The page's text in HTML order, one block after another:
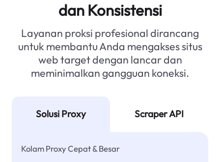
dan Konsistensi
Layanan proksi profesional dirancang
untuk membantu Anda mengakses situs
web target dengan lancar dan
meminimalkan gangguan koneksi.
Solusi Proxy Scraper API
Kolam Proxy Cepat & Besar